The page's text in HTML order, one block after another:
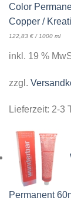
Color
Copper /
122,83 € / 1000 ml
inkl. 19 %
zzgl.
Lieferzeit: 2-3
Permanent